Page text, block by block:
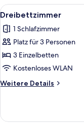
Alle
Fotos
für
Dreibettzimmer
anzeigen
8
Dreibettzimmer
1 Schlafzimmer
Platz für 3 Personen
3 Einzelbetten
Kostenloses WLAN
Weitere Details
Weitere